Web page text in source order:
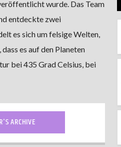
wurde. Das Team
entdeckte zwei
es sich um felsige Welten,
es auf den Planeten
bei 435 Grad Celsius, bei
ARCHIVE